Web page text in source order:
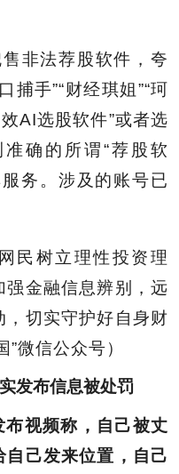
非法荐股软件，夸
捕手”“财经琪姐”“珂
AI选股软件”或者选
确的所谓“荐股软
务。涉及的账号已
民树立理性投资理
金融信息辨别，远
切实守护好自身财
微信公众号）
发布信息被处罚
布视频称，自己被丈
己发来位置，自己